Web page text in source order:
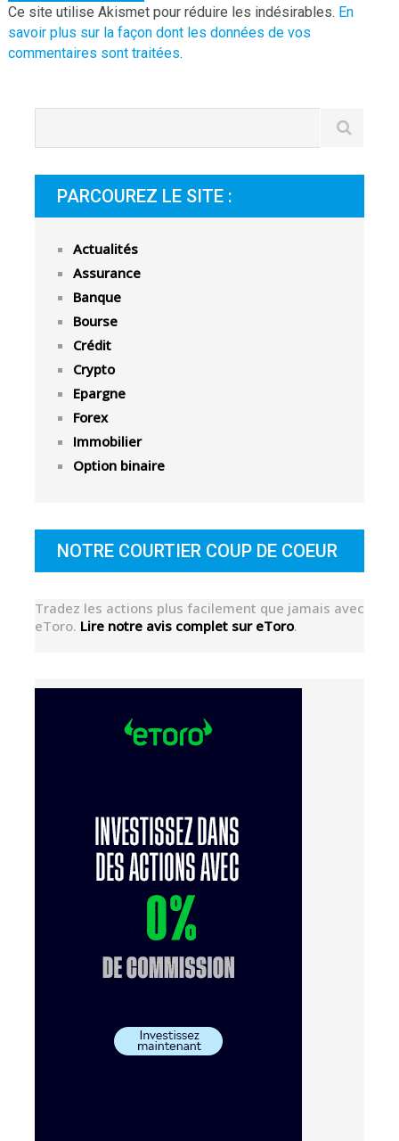
Ce site utilise Akismet pour réduire les indésirables. En
savoir plus sur la façon dont les données de vos
commentaires sont traitées.
PARCOUREZ LE SITE :
Actualités
Assurance
Banque
Bourse
Crédit
Crypto
Epargne
Forex
Immobilier
Option binaire
NOTRE COURTIER COUP DE COEUR
Tradez les actions plus facilement que jamais avec
eToro. Lire notre avis complet sur eToro.